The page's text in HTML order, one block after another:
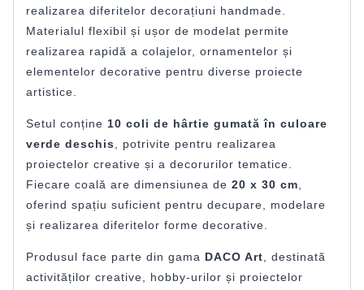
realizarea diferitelor decorațiuni handmade.
Materialul flexibil și ușor de modelat permite
realizarea rapidă a colajelor, ornamentelor și
elementelor decorative pentru diverse proiecte
artistice.
Setul conține 10 coli de hârtie gumată în culoare
verde deschis, potrivite pentru realizarea
proiectelor creative și a decorurilor tematice.
Fiecare coală are dimensiunea de 20 x 30 cm,
oferind spațiu suficient pentru decupare, modelare
și realizarea diferitelor forme decorative.
Produsul face parte din gama DACO Art, destinată
activităților creative, hobby-urilor și proiectelor